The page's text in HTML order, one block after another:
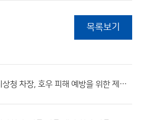
목록보기
김승희 기상청 차장, 호우 피해 예방을 위한 제주도 저류지 현장 방문